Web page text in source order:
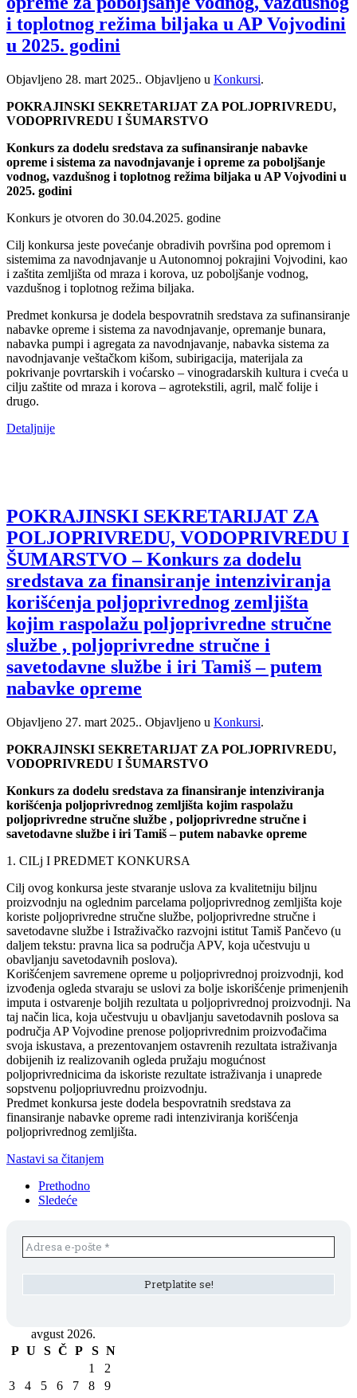
i toplotnog režima biljaka u AP Vojvodini
u 2025. godini
Objavljeno 28. mart 2025.. Objavljeno u Konkursi.
POKRAJINSKI SEKRETARIJAT ZA POLJOPRIVREDU,
VODOPRIVREDU I ŠUMARSTVO
Konkurs za dodelu sredstava za sufinansiranje nabavke
opreme i sistema za navodnjavanje i opreme za poboljšanje
vodnog, vazdušnog i toplotnog režima biljaka u AP Vojvodini u
2025. godini
Konkurs je otvoren do 30.04.2025. godine
Cilj konkursa jeste povećanje obradivih površina pod opremom i
sistemima za navodnjavanje u Autonomnoj pokrajini Vojvodini, kao
i zaštita zemljišta od mraza i korova, uz poboljšanje vodnog,
vazdušnog i toplotnog režima biljaka.
Predmet konkursa je dodela bespovratnih sredstava za sufinansiranje
nabavke opreme i sistema za navodnjavanje, opremanje bunara,
nabavka pumpi i agregata za navodnjavanje, nabavka sistema za
navodnjavanje veštačkom kišom, subirigacija, materijala za
pokrivanje povrtarskih i voćarsko – vinogradarskih kultura i cveća u
cilju zaštite od mraza i korova – agrotekstili, agril, malč folije i
drugo.
Detaljnije
POKRAJINSKI SEKRETARIJAT ZA
POLJOPRIVREDU, VODOPRIVREDU I
ŠUMARSTVO – Konkurs za dodelu
sredstava za finansiranje intenziviranja
korišćenja poljoprivrednog zemljišta
kojim raspolažu poljoprivredne stručne
službe , poljoprivredne stručne i
savetodavne službe i iri Tamiš ‒ putem
nabavke opreme
Objavljeno 27. mart 2025.. Objavljeno u Konkursi.
POKRAJINSKI SEKRETARIJAT ZA POLJOPRIVREDU,
VODOPRIVREDU I ŠUMARSTVO
Konkurs za dodelu sredstava za finansiranje intenziviranja
korišćenja poljoprivrednog zemljišta kojim raspolažu
poljoprivredne stručne službe , poljoprivredne stručne i
savetodavne službe i iri Tamiš ‒ putem nabavke opreme
1. CILj I PREDMET KONKURSA
Cilj ovog konkursa jeste stvaranje uslova za kvalitetniju biljnu
proizvodnju na oglednim parcelama poljoprivrednog zemljišta koje
koriste poljoprivredne stručne službe, poljoprivredne stručne i
savetodavne službe i Istraživačko razvojni istitut Tamiš Pančevo (u
daljem tekstu: pravna lica sa područja APV, koja učestvuju u
obavljanju savetodavnih poslova).
Korišćenjem savremene opreme u poljoprivrednoj proizvodnji, kod
izvođenja ogleda stvaraju se uslovi za bolje iskorišćenje primenjenih
imputa i ostvarenje boljih rezultata u poljoprivrednoj proizvodnji. Na
taj način lica, koja učestvuju u obavljanju savetodavnih poslova sa
područja AP Vojvodine prenose poljoprivrednim proizvođačima
svoja iskustava, a prezentovanjem ostavrenih rezultata istraživanja
dobijenih iz realizovanih ogleda pružaju mogućnost
poljoprivrednicima da iskoriste rezultate istraživanja i unaprede
sopstvenu poljopriuvrednu proizvodnju.
Predmet konkursa jeste dodela bespovratnih sredstava za
finansiranje nabavke opreme radi intenziviranja korišćenja
poljoprivrednog zemljišta.
Nastavi sa čitanjem
Prethodno
Sledeće
avgust 2026.
P U S Č P S N
1
2
3
4 5 6 7 8
9